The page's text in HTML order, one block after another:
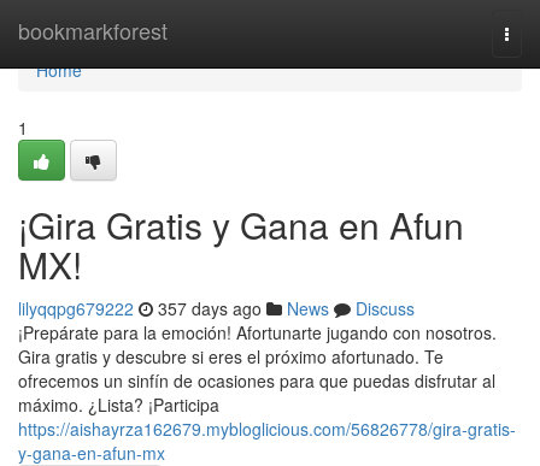
bookmarkforest
Home
Home
1
¡Gira Gratis y Gana en Afun
MX!
lilyqqpg679222 357 days ago News
Discuss
¡Prepárate para la emoción! Afortunarte jugando con nosotros.
Gira gratis y descubre si eres el próximo afortunado. Te
ofrecemos un sinfín de ocasiones para que puedas disfrutar al
máximo. ¿Lista? ¡Participa
https://aishayrza162679.mybloglicious.com/56826778/gira-gratis-
y-gana-en-afun-mx